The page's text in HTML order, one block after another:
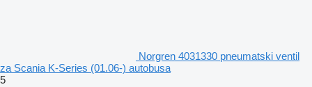
Norgren 4031330 pneumatski ventil
za Scania K-Series (01.06-) autobusa
5